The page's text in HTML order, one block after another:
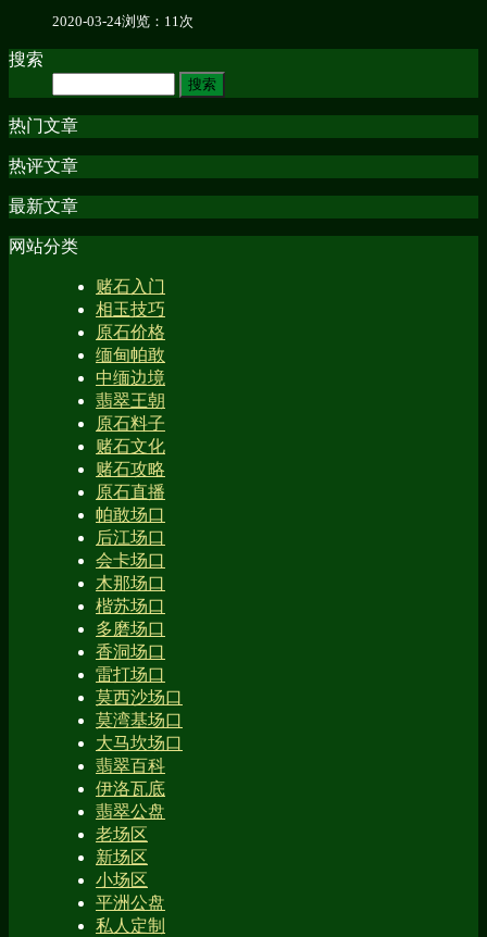
2020-03-24浏览：11次
搜索
热门文章
热评文章
最新文章
网站分类
赌石入门
相玉技巧
原石价格
缅甸帕敢
中缅边境
翡翠王朝
原石料子
赌石文化
赌石攻略
原石直播
帕敢场口
后江场口
会卡场口
木那场口
楷苏场口
多磨场口
香洞场口
雷打场口
莫西沙场口
莫湾基场口
大马坎场口
翡翠百科
伊洛瓦底
翡翠公盘
老场区
新场区
小场区
平洲公盘
私人定制